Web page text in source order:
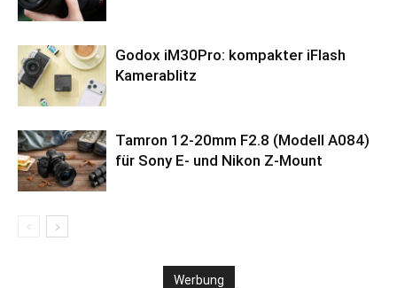
Godox iM30Pro: kompakter iFlash
Kamerablitz
Tamron 12-20mm F2.8 (Modell A084)
für Sony E- und Nikon Z-Mount
Werbung